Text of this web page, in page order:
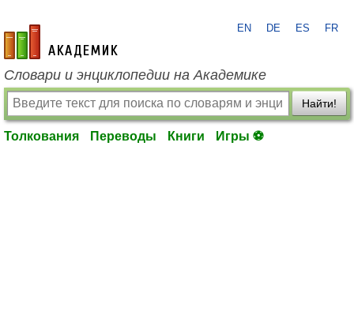
academic.ru
EN DE ES FR
Словари и энциклопедии на Академике
Найти!
Толкования Переводы Книги Игры ⚽